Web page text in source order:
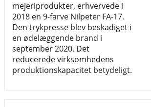
mejeriprodukter, erhvervede i
2018 en 9-farve Nilpeter FA-17.
Den trykpresse blev beskadiget i
en ødelæggende brand i
september 2020. Det
reducerede virksomhedens
produktionskapacitet betydeligt.